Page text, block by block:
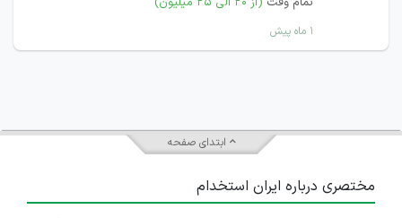
۱ ماه پیش
ابتدای صفحه
مختصری درباره ایران استخدام